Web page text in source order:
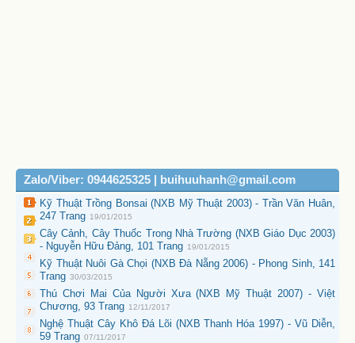
Zalo/Viber: 0944625325 | buihuuhanh@gmail.com
Kỹ Thuật Trồng Bonsai (NXB Mỹ Thuật 2003) - Trần Văn Huân,
247 Trang 19/01/2015
Cây Cảnh, Cây Thuốc Trong Nhà Trường (NXB Giáo Dục 2003)
- Nguyễn Hữu Đảng, 101 Trang 19/01/2015
Kỹ Thuật Nuôi Gà Chọi (NXB Đà Nẵng 2006) - Phong Sinh, 141
Trang 30/03/2015
Thú Chơi Mai Của Người Xưa (NXB Mỹ Thuật 2007) - Việt
Chương, 93 Trang 12/11/2017
Nghệ Thuật Cây Khô Đá Lõi (NXB Thanh Hóa 1997) - Vũ Diễn,
59 Trang 07/11/2017